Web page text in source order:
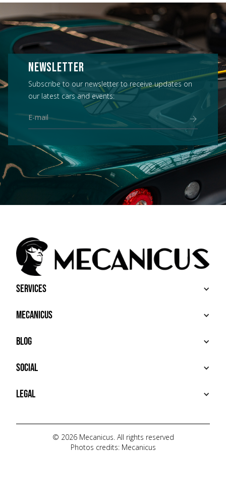
NEWSLETTER
Subscribe to our newsletter to receive updates on
our latest cars and events:
Services
BUY
SELL
ADDITIONAL SERVICES
Mecanicus
ABOUT
HOUSE MECANICUS
CONTACT
Blog
NEWS
VIDÉOS
Social
INSTAGRAM
TIKTOK
YOUTUBE
Legal
PRIVACY POLICY
© 2026 Mecanicus. All rights reserved
Photos credits: Mecanicus